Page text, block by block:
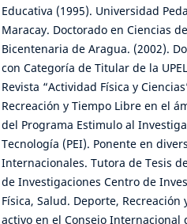
Educativa (1995). Universidad
Maracay. Doctorado en Ciencias
Bicentenaria de Aragua. (2002).
con Categoría de Titular de la
Revista “Actividad Física y
Recreación y Tiempo Libre en el
del Programa Estimulo al
Tecnología (PEI). Ponente en
Internacionales. Tutora de Tesis
de Investigaciones Centro de
Física, Salud. Deporte, Recreación
activo en el Consejo Internacional